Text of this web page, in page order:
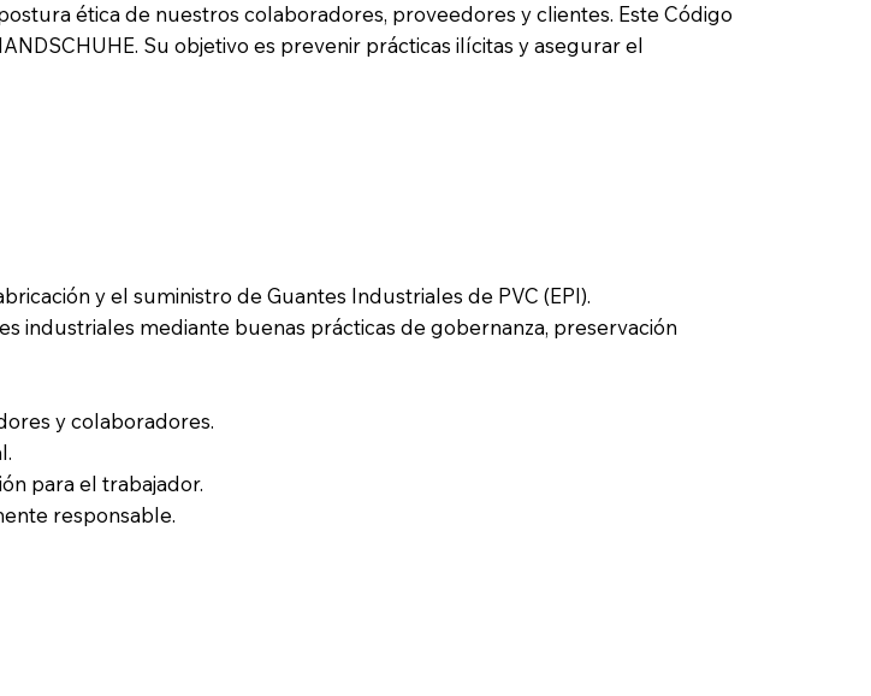
ética de nuestros colaboradores, proveedores y clientes. Este Código
Su objetivo es prevenir prácticas ilícitas y asegurar el
y el suministro de Guantes Industriales de PVC (EPI).
industriales mediante buenas prácticas de gobernanza, preservación
y colaboradores.
para el trabajador.
responsable.